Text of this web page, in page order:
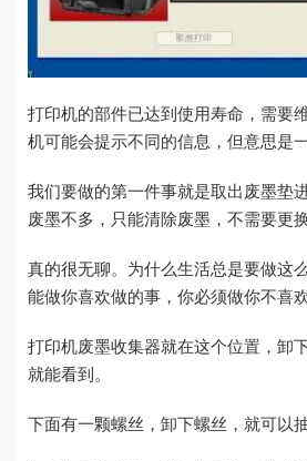
打印机的部件已达到使用寿命，需要
机可能会提示不同的信息，但意思是一
我们要做的第一件事就是取出废墨垫
废墨不多，只能清除废墨，不需要更换
真的很无聊。为什么生活总是要做这
能做你喜欢做的事，你必须做你不喜欢
打印机废墨收集器就在这个位置，卸
就能看到。
下面有一颗螺丝，卸下螺丝，就可以